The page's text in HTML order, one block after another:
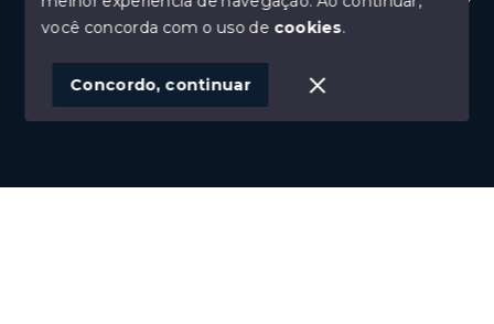
Olá! Estamos disponíveis para te ajudar.
© Copyright 2026 - naPraia Imobiliária - Todos os
SITE PARA IMOBILIARIA
você concorda com o uso de cookies.
Concordo, continuar